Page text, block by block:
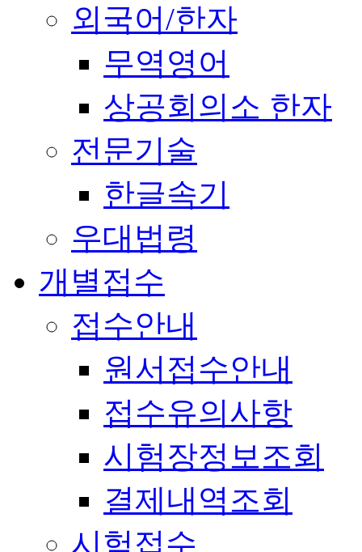
외국어/한자
무역영어
상공회의소 한자
전문기술
한글속기
우대법령
개별접수
접수안내
원서접수안내
접수유의사항
시험장정보조회
결제내역조회
시험접수